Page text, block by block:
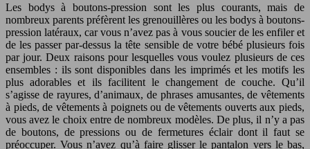
Les bodys à boutons-pression sont les plus courants, mais de
nombreux parents préfèrent les grenouillères ou les bodys à boutons-
pression latéraux, car vous n’avez pas à vous soucier de les enfiler et
de les passer par-dessus la tête sensible de votre bébé plusieurs fois
par jour. Deux raisons pour lesquelles vous voulez plusieurs de ces
ensembles : ils sont disponibles dans les imprimés et les motifs les
plus adorables et ils facilitent le changement de couche. Qu’il
s’agisse de rayures, d’animaux, de phrases amusantes, de vêtements
à pieds, de vêtements à poignets ou de vêtements ouverts aux pieds,
vous avez le choix entre de nombreux modèles. De plus, il n’y a pas
de boutons, de pressions ou de fermetures éclair dont il faut se
préoccuper. Vous n’avez qu’à faire glisser le pantalon vers le bas,